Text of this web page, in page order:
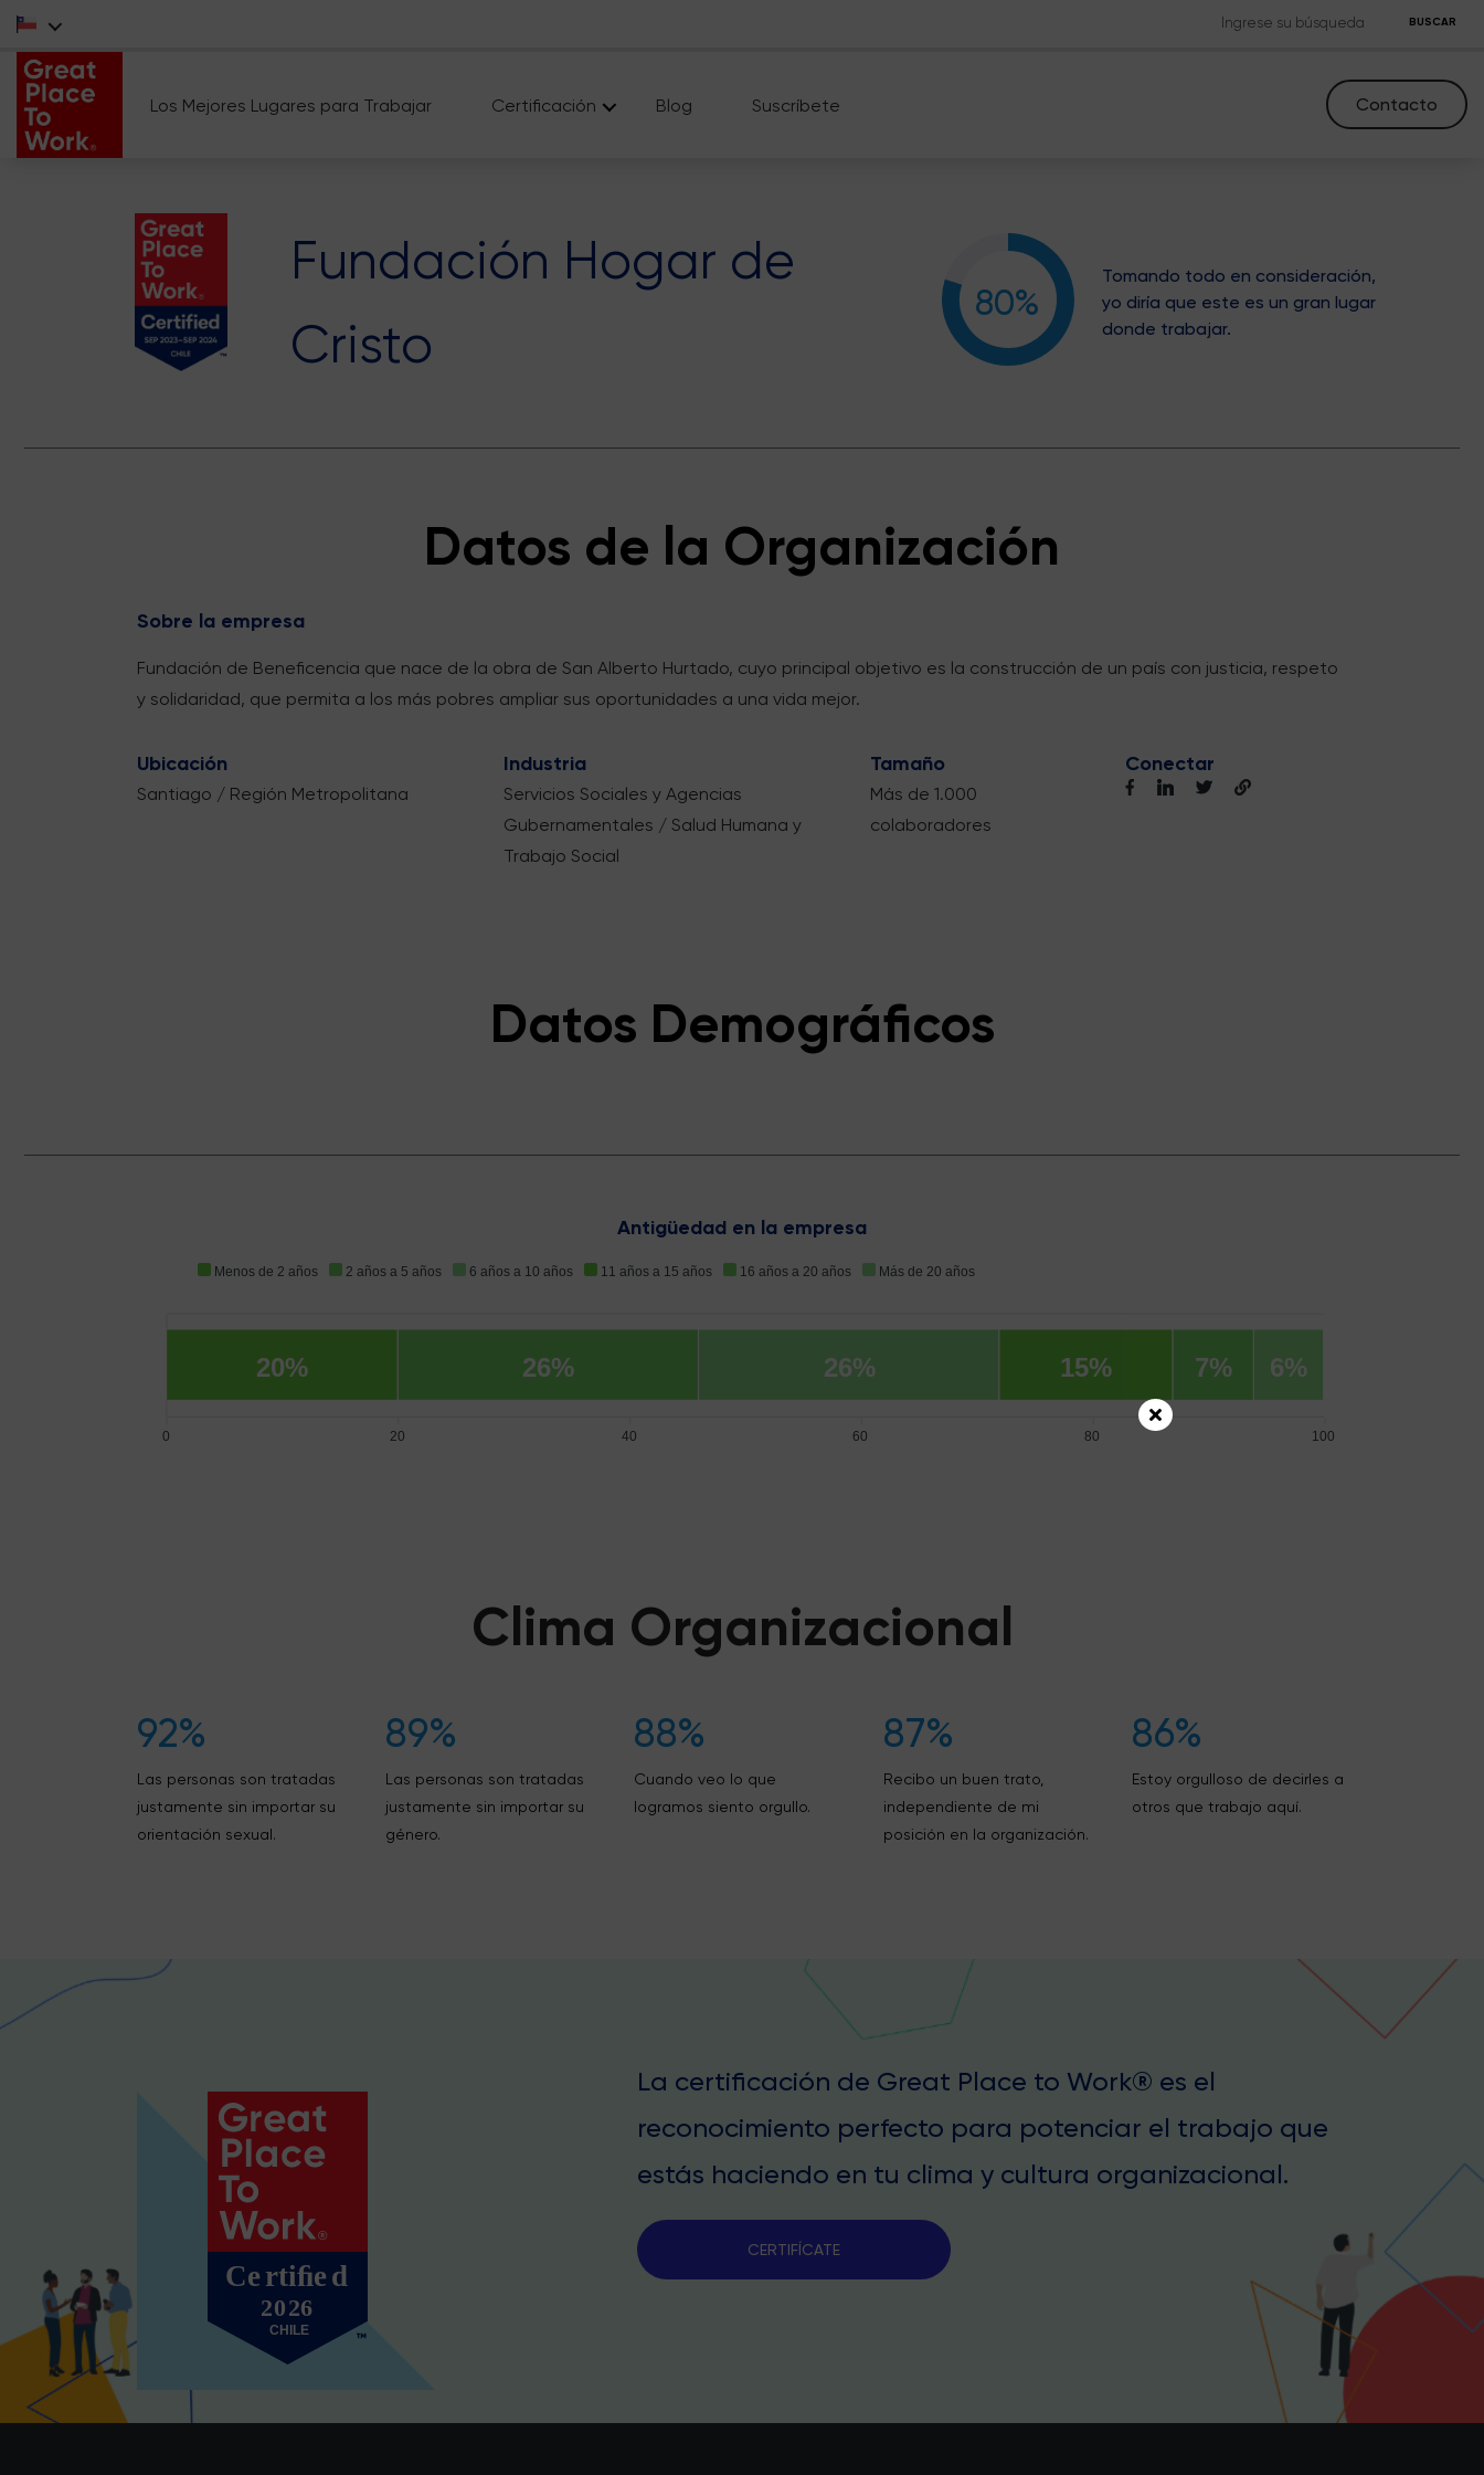
BUSCAR
Los Mejores Lugares para Trabajar Certificación Blog Suscríbete Contacto
Fundación Hogar de
Cristo
80%
Tomando todo en consideración,
yo diría que este es un gran lugar
donde trabajar.
Datos de la Organización
Sobre la empresa
Fundación de Beneficencia que nace de la obra de San Alberto Hurtado, cuyo principal objetivo es la construcción de un país con justicia, respeto
y solidaridad, que permita a los más pobres ampliar sus oportunidades a una vida mejor.
Ubicación
Santiago / Región Metropolitana
Industria
Servicios Sociales y Agencias
Gubernamentales / Salud Humana y
Trabajo Social
Tamaño
Más de 1.000
colaboradores
Conectar
Datos Demográficos
Antigüedad en la empresa
Menos de 2 años 2 años a 5 años 6 años a 10 años 11 años a 15 años 16 años a 20 años Más de 20 años
100
80
60
40
20
0
26% 15% 6%
26%
20% 7%
Clima Organizacional
92%
Las personas son tratadas
justamente sin importar su
orientación sexual.
89%
Las personas son tratadas
justamente sin importar su
género.
88%
Cuando veo lo que
logramos siento orgullo.
87%
Recibo un buen trato,
independiente de mi
posición en la organización.
86%
Estoy orgulloso de decirles a
otros que trabajo aquí.
La certificación de Great Place to Work® es el
reconocimiento perfecto para potenciar el trabajo que
estás haciendo en tu clima y cultura organizacional.
CERTIFÍCATE